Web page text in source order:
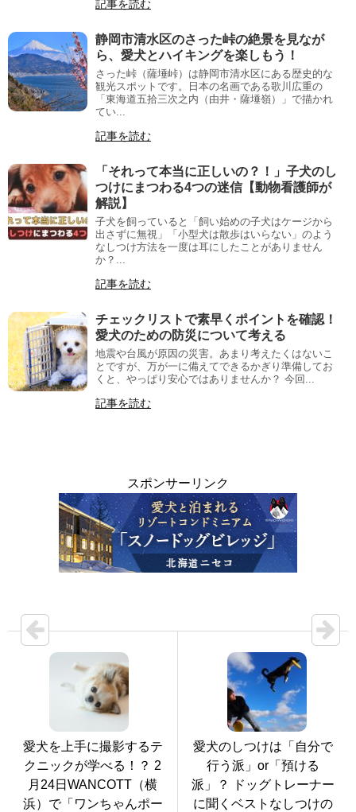
記事を読む
静岡市清水区のさった峠の絶景を見なが
ら、愛犬とハイキングを楽しもう！
さった峠（薩埵峠）は静岡市清水区にある歴史的な
観光スポットです。日本の名画である歌川広重の
「東海道五拾三次之内（由井・薩埵嶺）」で描かれ
てい...
記事を読む
「それって本当に正しいの？！」子犬のし
つけにまつわる4つの迷信【動物看護師が
解説】
子犬を飼っていると「飼い始めの子犬はケージから
出さずに無視」「小型犬は散歩はいらない」のよう
なしつけ方法を一度は耳にしたことがありません
か？...
記事を読む
チェックリストで素早くポイントを確認！
愛犬のための防災について考える
地震や台風が原因の災害。あまり考えたくはないこ
とですが、万が一に備えてできるかぎり準備してお
くと、やっぱり安心ではありませんか？ 今回...
記事を読む
スポンサーリンク
愛犬を上手に撮影するテ
クニックが学べる！？ 2
月24日WANCOTT（横
浜）で「ワンちゃんポー
愛犬のしつけは「自分で
行う派」or「預ける
派」？ ドッグトレーナー
に聞くベストなしつけの